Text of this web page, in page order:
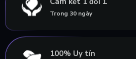
Trong 30 ngày
100% Uy tín